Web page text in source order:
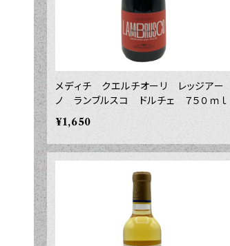
メディチ クエルチオーリ レッジアー
ノ ランブルスコ ドルチェ ７５０ｍｌ
¥1,650